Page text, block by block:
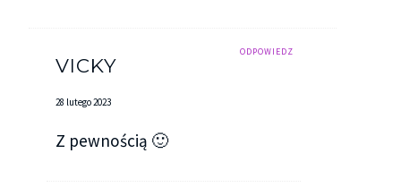
ODPOWIEDZ
VICKY
28 lutego 2023
Z pewnością 🙂